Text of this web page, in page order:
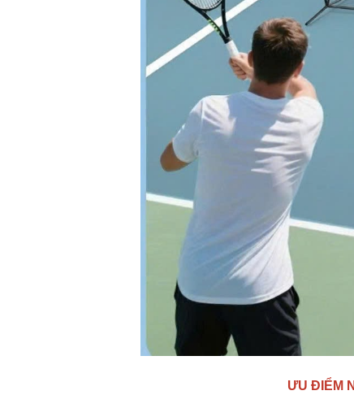
ƯU ĐIỂM